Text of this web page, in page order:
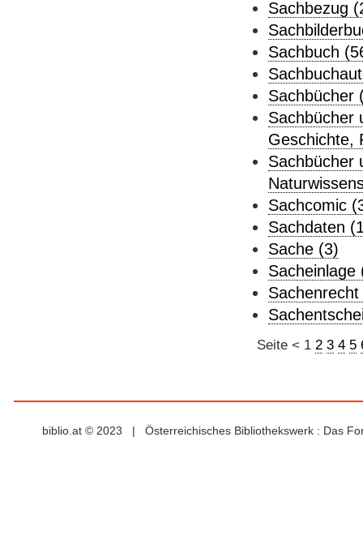
Sachbezug
Sachbuch
Sachbücher
Sachbücher
Geschichte,
Sachbücher
Sachcomic
Sachdaten
Sache (3)
Sacheinlage
Seite < 1 2 3 4 5
biblio.at © 2023 | Österreichisches Bibliothekswerk : Das